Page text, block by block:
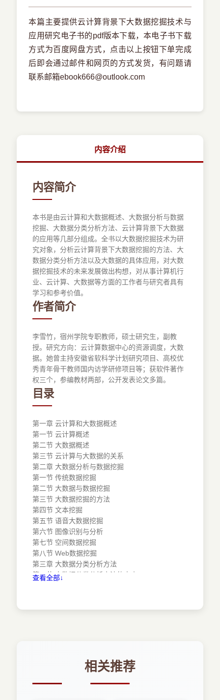
本篇主要提供云计算背景下大数据挖掘技术与
应用研究电子书的pdf版本下载，本电子书下载
方式为百度网盘方式，点击以上按钮下单完成
后即会通过邮件和网页的方式发货，有问题请
联系邮箱ebook666@outlook.com
内容介绍
内容简介
本书是由云计算和大数据概述、大数据分析与数据
挖掘、大数据分类分析方法、云计算背景下大数据
的应用等几部分组成。全书以大数据挖掘技术为研
究对象，分析云计算背景下大数据挖掘的方法、大
数据分类分析方法以及大数据的具体应用，对大数
据挖掘技术的未来发展做出构想，对从事计算机行
业、云计算、大数据等方面的工作者与研究者具有
学习和参考价值。
作者简介
李雪竹，宿州学院专职教师，硕士研究生，副教
授。研究方向：云计算数据中心的资源调度，大数
据。她曾主持安徽省软科学计划研究项目、高校优
秀青年骨干教师国内访学研修项目等；获软件著作
权三个，参编教材两部，公开发表论文多篇。
目录
第一章 云计算和大数据概述
第一节 云计算概述
第二节 大数据概述
第三节 云计算与大数据的关系
第二章 大数据分析与数据挖掘
第一节 传统数据挖掘
第二节 大数据与数据挖掘
第三节 大数据挖掘的方法
第四节 文本挖掘
第五节 语音大数据挖掘
第六节 图像识别与分析
第七节 空间数据挖掘
第八节 Web数据挖掘
第三章 大数据分类分析方法
第一节 大数据分类分析方法的由来
第五节 大数据在物流行业中的应用
第六节 大数据在智能建筑中的应用
第七节 大数据在药品监管领域的应用
查看全部↓
相关推荐